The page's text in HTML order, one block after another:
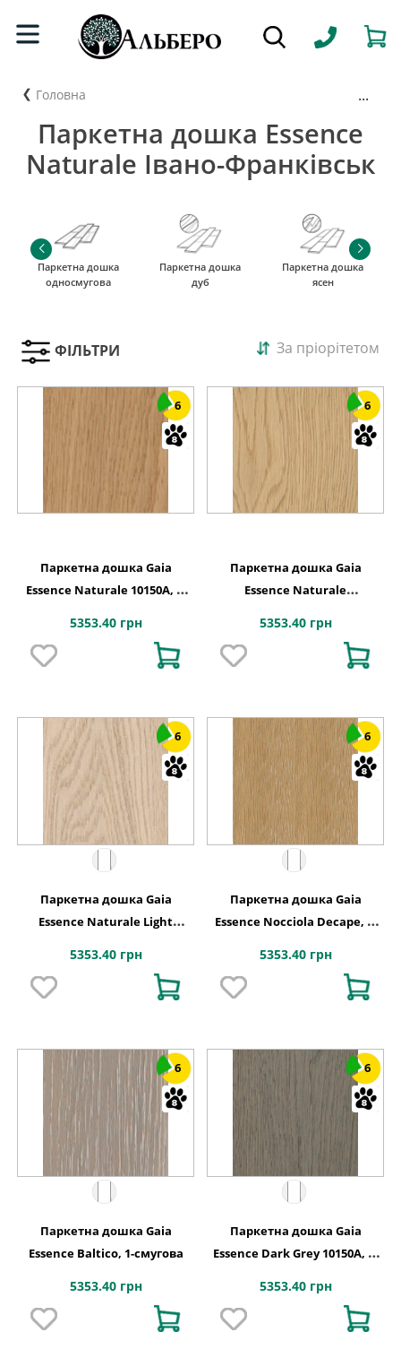
Головна ...
Паркетна дошка Essence
Naturale Івано-Франківськ
Паркетна дошка
односмугова
Паркетна дошка
дуб
Паркетна дошка
ясен
ФІЛЬТРИ За пріорітетом
6
Паркетна дошка Gaia
Essence Naturale 10150A, 1-
5353.40 грн
6
Паркетна дошка Gaia
Essence Naturale
5353.40 грн
6
Паркетна дошка Gaia
Essence Naturale Light
5353.40 грн
6
Паркетна дошка Gaia
Essence Nocciola Decape, 1-
5353.40 грн
6
Паркетна дошка Gaia
Essence Baltico, 1-смугова
5353.40 грн
6
Паркетна дошка Gaia
Essence Dark Grey 10150A, 1-
5353.40 грн